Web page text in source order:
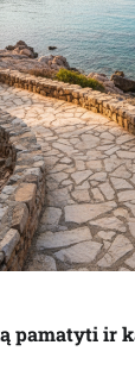
pamatyti ir